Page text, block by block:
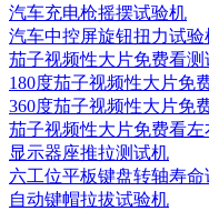
汽车充电枪摇摆试验机
汽车中控屏旋钮扭力试验
茄子视频性大片免费看测
180度茄子视频性大片免
360度茄子视频性大片免
茄子视频性大片免费看
显示器座推拉测试机
六工位平板键盘转轴寿命
自动键帽拉拔试验机